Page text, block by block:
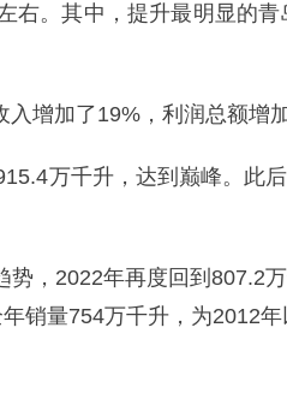
右。其中，提升最明显的
增加了19%，利润总额增加
万千升，达到巅峰。此
，2022年再度回到807.2
销量754万千升，为2012